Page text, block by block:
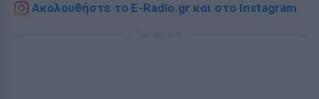
Ακολουθήστε το E-Radio.gr και στο Instagram